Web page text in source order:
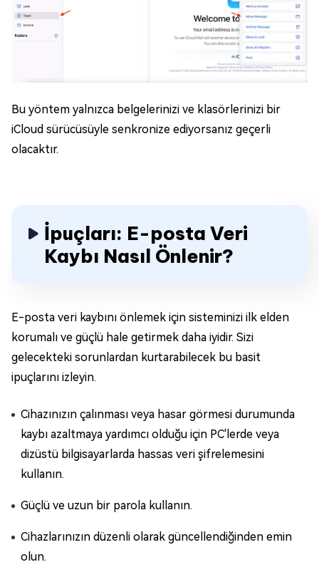
Bu yöntem yalnızca belgelerinizi ve klasörlerinizi bir
iCloud sürücüsüyle senkronize ediyorsanız geçerli
olacaktır.
İpuçları: E-posta Veri
Kaybı Nasıl Önlenir?
E-posta veri kaybını önlemek için sisteminizi ilk elden
korumalı ve güçlü hale getirmek daha iyidir. Sizi
gelecekteki sorunlardan kurtarabilecek bu basit
ipuçlarını izleyin.
Cihazınızın çalınması veya hasar görmesi durumunda
kaybı azaltmaya yardımcı olduğu için PC'lerde veya
dizüstü bilgisayarlarda hassas veri şifrelemesini
kullanın.
Güçlü ve uzun bir parola kullanın.
Cihazlarınızın düzenli olarak güncellendiğinden emin
olun.